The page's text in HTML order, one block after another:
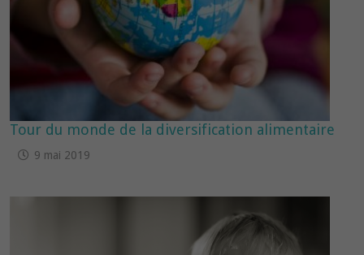
Tour du monde de la diversification alimentaire
9 mai 2019